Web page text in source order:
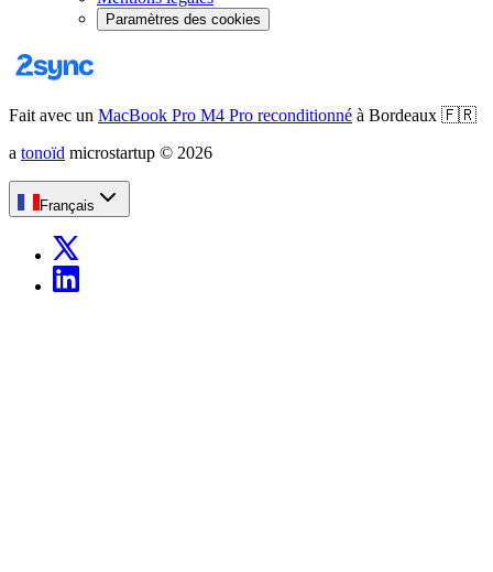
Paramètres des cookies
Fait avec un MacBook Pro M4 Pro reconditionné à Bordeaux 🇫🇷
a tonoïd microstartup © 2026
Français